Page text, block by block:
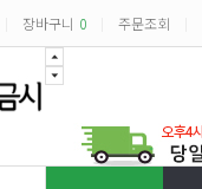
장바구니 0 주문조회